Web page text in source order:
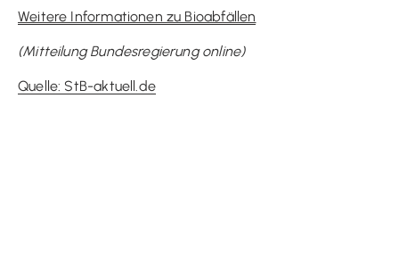
Weitere Informationen zu Bioabfällen
(Mitteilung Bundesregierung online)
Quelle: StB-aktuell.de